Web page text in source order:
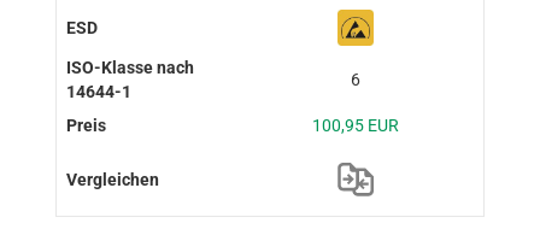
6
100,95 EUR